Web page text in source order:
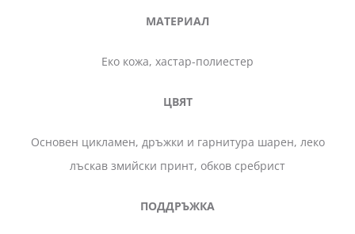
МАТЕРИАЛ
Еко кожа, хастар-полиестер
ЦВЯТ
Основен цикламен, дръжки и гарнитура шарен, леко
лъскав змийски принт, обков сребрист
ПОДДРЪЖКА